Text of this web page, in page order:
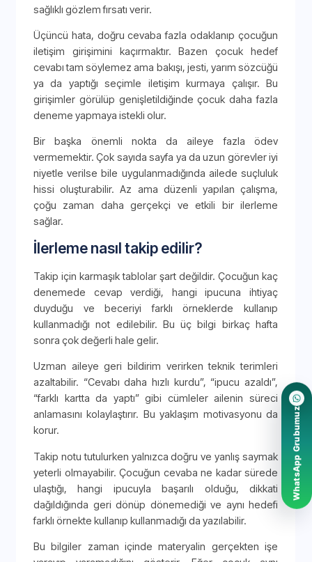
sağlıklı gözlem fırsatı verir.
Üçüncü hata, doğru cevaba fazla odaklanıp çocuğun
iletişim girişimini kaçırmaktır. Bazen çocuk hedef
cevabı tam söylemez ama bakışı, jesti, yarım sözcüğü
ya da yaptığı seçimle iletişim kurmaya çalışır. Bu
girişimler görülüp genişletildiğinde çocuk daha fazla
deneme yapmaya istekli olur.
Bir başka önemli nokta da aileye fazla ödev
vermemektir. Çok sayıda sayfa ya da uzun görevler iyi
niyetle verilse bile uygulanmadığında ailede suçluluk
hissi oluşturabilir. Az ama düzenli yapılan çalışma,
çoğu zaman daha gerçekçi ve etkili bir ilerleme
sağlar.
İlerleme nasıl takip edilir?
Takip için karmaşık tablolar şart değildir. Çocuğun kaç
denemede cevap verdiği, hangi ipucuna ihtiyaç
duyduğu ve beceriyi farklı örneklerde kullanıp
kullanmadığı not edilebilir. Bu üç bilgi birkaç hafta
sonra çok değerli hale gelir.
Uzman aileye geri bildirim verirken teknik terimleri
azaltabilir. “Cevabı daha hızlı kurdu”, “ipucu azaldı”,
“farklı kartta da yaptı” gibi cümleler ailenin süreci
anlamasını kolaylaştırır. Bu yaklaşım motivasyonu da
korur.
Takip notu tutulurken yalnızca doğru ve yanlış saymak
yeterli olmayabilir. Çocuğun cevaba ne kadar sürede
ulaştığı, hangi ipucuyla başarılı olduğu, dikkati
dağıldığında geri dönüp dönemediği ve aynı hedefi
farklı örnekte kullanıp kullanmadığı da yazılabilir.
Bu bilgiler zaman içinde materyalin gerçekten işe
WhatsApp Grubumuz